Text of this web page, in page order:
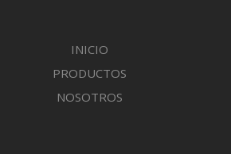
INICIO
PRODUCTOS
NOSOTROS